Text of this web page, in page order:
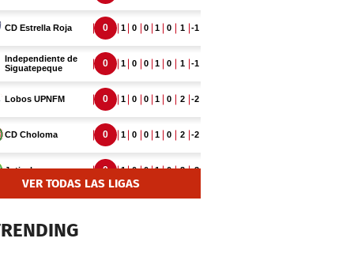
VER TODAS LAS LIGAS